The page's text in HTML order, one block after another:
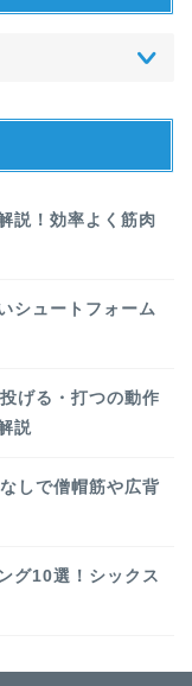
説！効率よく筋肉
シュートフォーム
げる・打つの動作
説
しで僧帽筋や広背
グ10選！シックス